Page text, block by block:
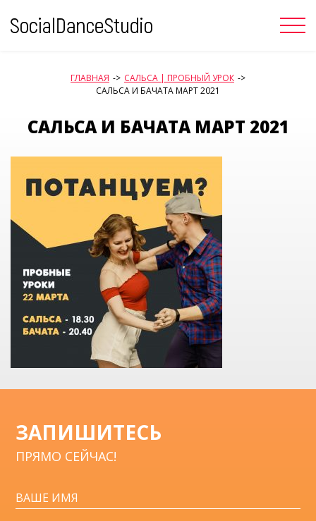
content
ГЛАВНАЯ -> САЛЬСА | ПРОБНЫЙ УРОК ->
САЛЬСА И БАЧАТА МАРТ 2021
САЛЬСА И БАЧАТА МАРТ 2021
ЗАПИШИТЕСЬ
ПРЯМО СЕЙЧАС!